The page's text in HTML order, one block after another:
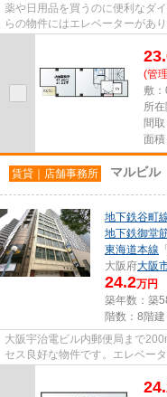
薬や日用品を買うのに便利なダ
らの物件にはエレベーターがあ
(管
敷
所
間
面
賃貸｜店舗事務所 マルビル
地下鉄谷町
地下鉄御堂
東海道本線 「
大阪府大阪
24.2万円
築年数：築
階数：8階
大阪宇治電ビル内郵便局まで
セス良好な物件です。エレベータ